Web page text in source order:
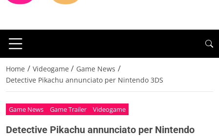
Home / Videogame / Game News /
Detective Pikachu annunciato per Nintendo 3DS
Game News Game Trailer Videogame
Detective Pikachu annunciato per Nintendo